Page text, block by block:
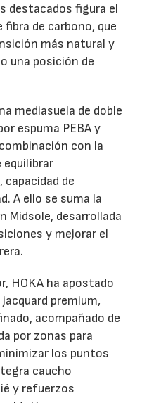
destacados figura el
fibra de carbono, que
más natural y
una posición de
mediasuela de doble
espuma PEBA y
con la
equilibrar
de
A ello se suma la
Midsole, desarrollada
y mejorar el
HOKA ha apostado
premium,
acompañado de
por zonas para
los puntos
caucho
y refuerzos